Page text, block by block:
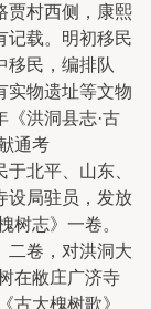
村西侧，康熙
记载。明初移民
移民，编排队
实物遗址等文物
《洪洞县志·古
通考
北平、山东、
设局驻员，发放
树志》一卷。
二卷，对洪洞大
在敝庄广济寺
古大槐树歌》